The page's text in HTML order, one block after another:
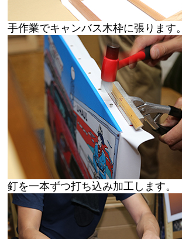
手作業でキャンバス木枠に張ります。
釘を一本ずつ打ち込み加工します。